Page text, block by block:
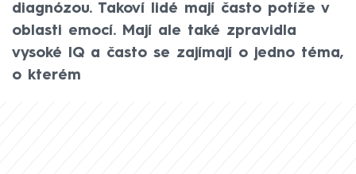
diagnózou. Takoví lidé mají často potíže v
oblasti emocí. Mají ale také zpravidla
vysoké IQ a často se zajímají o jedno téma,
o kterém